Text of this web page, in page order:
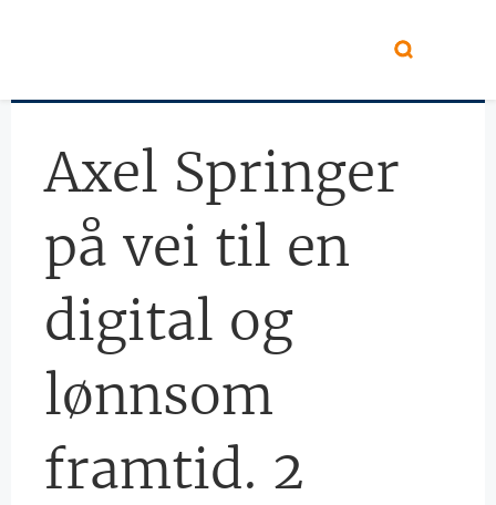
Axel Springer
på vei til en
digital og
lønnsom
framtid. 2